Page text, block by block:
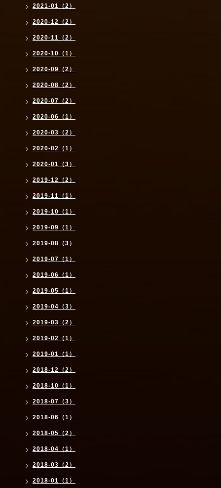
2021-01（2）
2020-12（2）
2020-11（2）
2020-10（1）
2020-09（2）
2020-08（2）
2020-07（2）
2020-06（1）
2020-03（2）
2020-02（1）
2020-01（3）
2019-12（2）
2019-11（1）
2019-10（1）
2019-09（1）
2019-08（3）
2019-07（1）
2019-06（1）
2019-05（1）
2019-04（3）
2019-03（2）
2019-02（1）
2019-01（1）
2018-12（2）
2018-10（1）
2018-07（3）
2018-06（1）
2018-05（2）
2018-04（1）
2018-03（2）
2018-01（1）